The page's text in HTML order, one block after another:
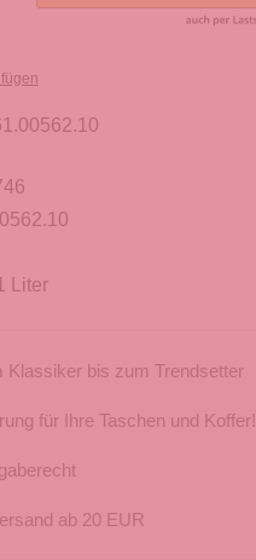
Liter
Klassiker bis zum Trendsetter
für Ihre Taschen und Koffer!
ab 20 EUR